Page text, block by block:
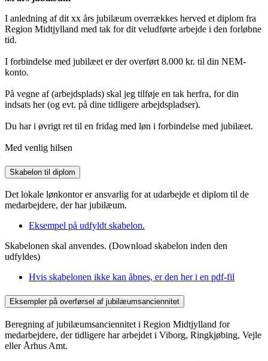
I anledning af dit xx års jubilæum overrækkes herved et diplom fra
Region Midtjylland med tak for dit veludførte arbejde i den forløbne
tid.
I forbindelse med jubilæet er der overført 8.000 kr. til din NEM-
konto.
På vegne af (arbejdsplads) skal jeg tilføje en tak herfra, for din
indsats her (og evt. på dine tidligere arbejdspladser).
Du har i øvrigt ret til en fridag med løn i forbindelse med jubilæet.
Med venlig hilsen
Skabelon til diplom
Det lokale lønkontor er ansvarlig for at udarbejde et diplom til de
medarbejdere, der har jubilæum.
Eksempel på udfyldt skabelon.
Skabelonen skal anvendes. (Download skabelon inden den
udfyldes)
Hvis skabelonen ikke kan åbnes, er den her i en pdf-fil
Eksempler på overførsel af jubilæumsanciennitet
Beregning af jubilæumsanciennitet i Region Midtjylland for
medarbejdere, der tidligere har arbejdet i Viborg, Ringkjøbing, Vejle
eller Århus Amt.